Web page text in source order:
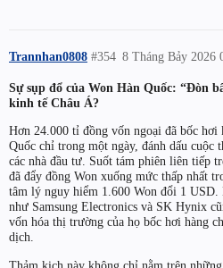
Trannhan0808 8 Tháng Bảy 2026
#354
Sự sụp đổ của Won Hàn Quốc: “Đòn
kinh tế Châu Á?
Hơn 24.000 tỉ đồng vốn ngoại đã bốc
Quốc chỉ trong một ngày, đánh dấu cuộc
các nhà đầu tư. Suốt tám phiên liên tiếp
đã đẩy đồng Won xuống mức thấp nhất
tâm lý nguy hiểm 1.600 Won đổi 1 USD.
như Samsung Electronics và SK Hynix
vốn hóa thị trường của họ bốc hơi hàng
dịch.
Thảm kịch này không chỉ nằm trên